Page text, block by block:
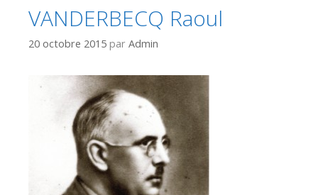
VANDERBECQ Raoul
20 octobre 2015 par Admin